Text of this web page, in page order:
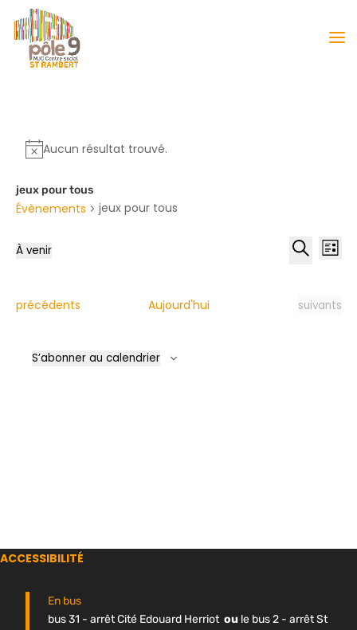
Aucun résultat trouvé.
jeux pour tous
Évènements jeux pour tous
de
de
Liste
À venir
date.
Évènements
précédents Aujourd'hui suivants
S’abonner au calendrier
ACCESSIBILITÉ
En bus
bus 31 - arrêt Cité Edouard Herriot ou le bus 2 - arrêt St